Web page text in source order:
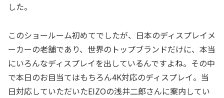
した。
このショールーム初めてでしたが、日本のディスプレイメ
ーカーの老舗であり、世界のトップブランドだけに、本当
にいろんなディスプレイを出しているんですよね。その中
で本日のお目当てはもちろん4K対応のディスプレイ。当
日対応していただいたEIZOの浅井二郎さんに案内してい